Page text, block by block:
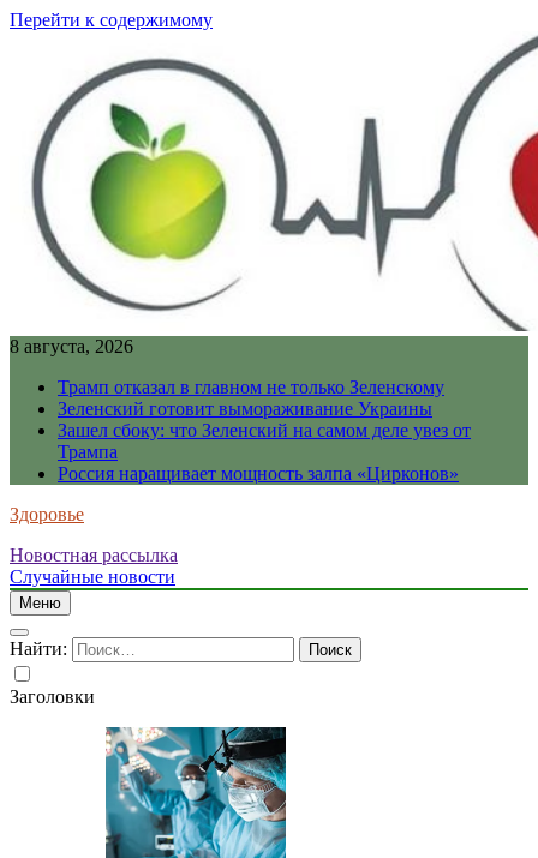
Перейти к содержимому
8 августа, 2026
Трамп отказал в главном не только Зеленскому
Зеленский готовит вымораживание Украины
Зашел сбоку: что Зеленский на самом деле увез от
Трампа
Россия наращивает мощность залпа «Цирконов»
Здоровье
Новостная рассылка
Случайные новости
Меню
Найти:
Заголовки